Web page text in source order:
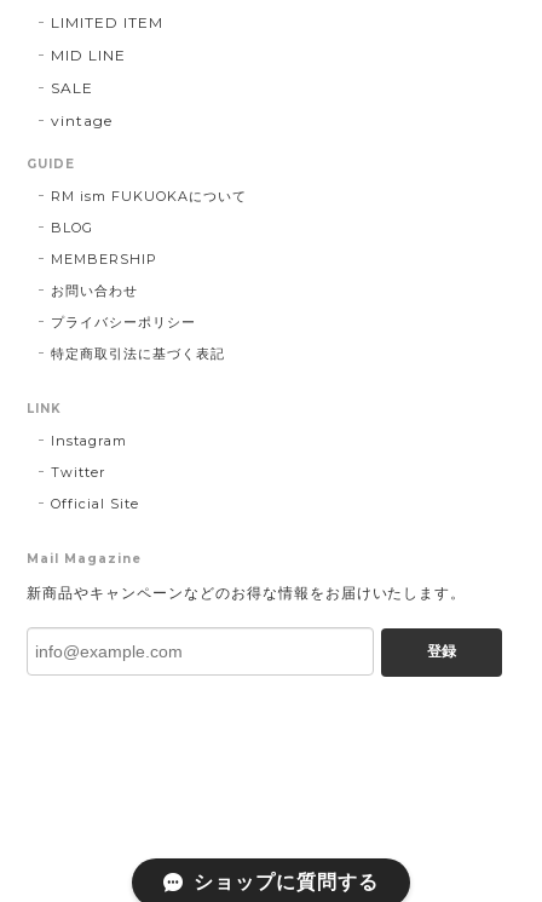
LIMITED ITEM
MID LINE
SALE
vintage
GUIDE
RM ism FUKUOKAについて
BLOG
MEMBERSHIP
お問い合わせ
プライバシーポリシー
特定商取引法に基づく表記
LINK
Instagram
Twitter
Official Site
Mail Magazine
新商品やキャンペーンなどのお得な情報をお届けいたします。
登録
ショップに質問する